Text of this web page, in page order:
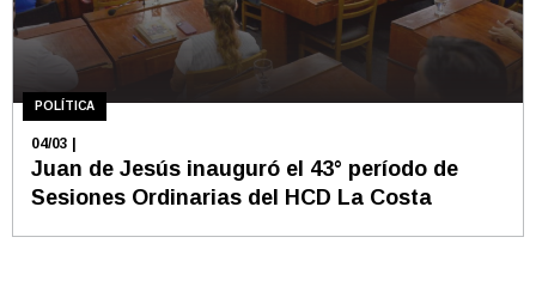
POLÍTICA
04/03
Juan de Jesús inauguró el 43° período de
Sesiones Ordinarias del HCD La Costa